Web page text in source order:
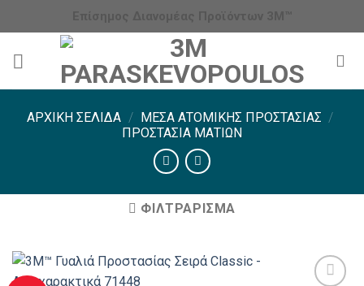
στο
περιεχόμενο
ΑΡΧΙΚΉ ΣΕΛΊΔΑ / ΜΈΣΑ ΑΤΟΜΙΚΉΣ ΠΡΟΣΤΑΣΊΑΣ /
ΠΡΟΣΤΑΣΊΑ ΜΑΤΙΏΝ
ΦΙΛΤΡΆΡΙΣΜΑ